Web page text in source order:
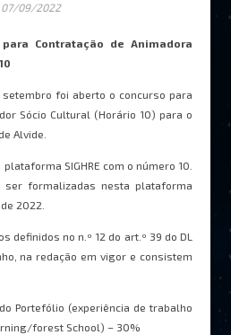
07/09/2022
foi aberto o concurso para
Sócio Cultural (Horário 10) para o
Alvide.
SIGHRE com o número 10.
ser formalizadas nesta plataforma
2022.
definidos no n.º 12 do art.º 39 do DL
na redação em vigor e consistem
Portefólio (experiência de trabalho
forest School) – 30%